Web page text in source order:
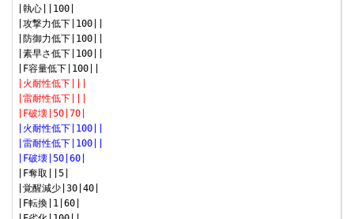
|執心||100|
|攻撃力低下|100||
|防御力低下|100||
|素早さ低下|100||
|火耐性低下|||
|雷耐性低下|||
|F破壊|50|70|
|火耐性低下|100||
|雷耐性低下|100||
|F破壊|50|60|
|F奪取||5|
|覚醒減少|30|40|
|F転換|1|60|